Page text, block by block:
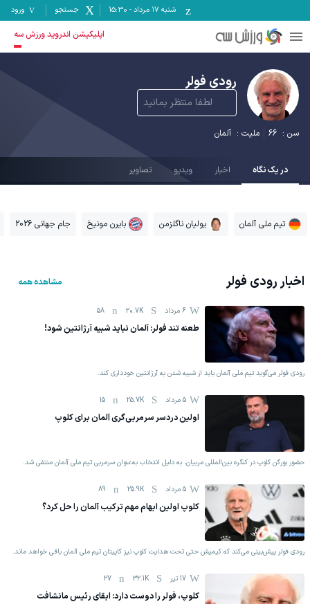
شنبه ۱۷ مرداد -
15:30 جستجو ورود
اپلیکیشن اندروید ورزش سه
رودی فولر
لطفا منتظر بمانید
سن : 66 ملیت : آلمان
در یک نگاه اخبار ویدیو تصاویر
تیم ملی آلمان یولیان ناگلزمن بایرن مونیخ جام جهانی 2026
اخباررودی فولر مشاهده همه
6 مرداد 20.7K
58
طعنه تند فولر: آلمان نباید شبیه آرژانتین شود!
رودی فولر می‌گوید تیم ملی آلمان باید از شبیه شدن به آرژانتین خودداری کند.
5 مرداد 25.7K
15
اولین دردسر سرمربی‌گری آلمان برای کلوپ
حضور یورگن کلوپ در کنگره بین‌المللی مربیان، به دلیل انتخاب به‌عنوان سرمربی تیم ملی آلمان منتفی شد.
5 مرداد 25.9K
89
کلوپ اولین ابهام مهم ترکیب آلمان را حل کرد؟
رودی فولر پیش‌بینی می‌کند که کیمیش حتی تحت هدایت کلوپ نیز کاپیتان تیم ملی آلمان باقی خواهد ماند.
17 تیر 32.1K
27
کلوپ، فولر را دوست دارد: ابقای رئیس مانشافت